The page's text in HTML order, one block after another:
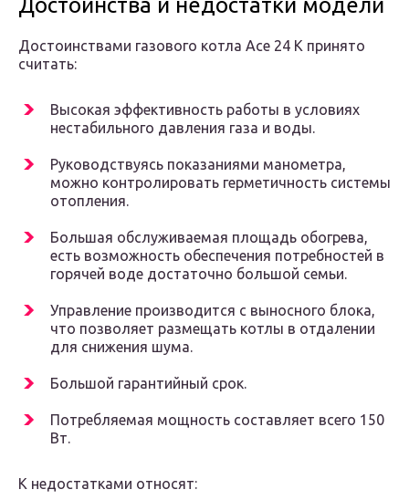
Достоинства и недостатки модели
Достоинствами газового котла Ace 24 K принято
считать:
Высокая эффективность работы в условиях
нестабильного давления газа и воды.
Руководствуясь показаниями манометра,
можно контролировать герметичность системы
отопления.
Большая обслуживаемая площадь обогрева,
есть возможность обеспечения потребностей в
горячей воде достаточно большой семьи.
Управление производится с выносного блока,
что позволяет размещать котлы в отдалении
для снижения шума.
Большой гарантийный срок.
Потребляемая мощность составляет всего 150
Вт.
К недостатками относят: